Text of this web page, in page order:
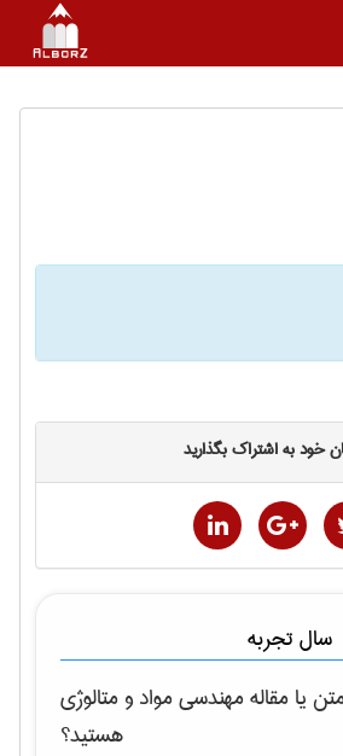
خود به اشتراک بگذارید
سال تجربه
یا مقالهمهندسی مواد و متالوژی
هستید؟